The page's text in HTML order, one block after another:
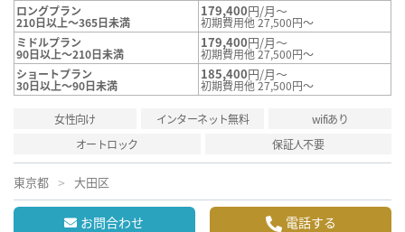
ロングプラン
210日以上～365日未満
179,400円/月～
初期費用他 27,500円～
ミドルプラン
90日以上～210日未満
179,400円/月～
初期費用他 27,500円～
ショートプラン
30日以上～90日未満
185,400円/月～
初期費用他 27,500円～
女性向け インターネット無料
wifiあり
オートロック
保証人不要
東京都 大田区
お問合わせ 電話する